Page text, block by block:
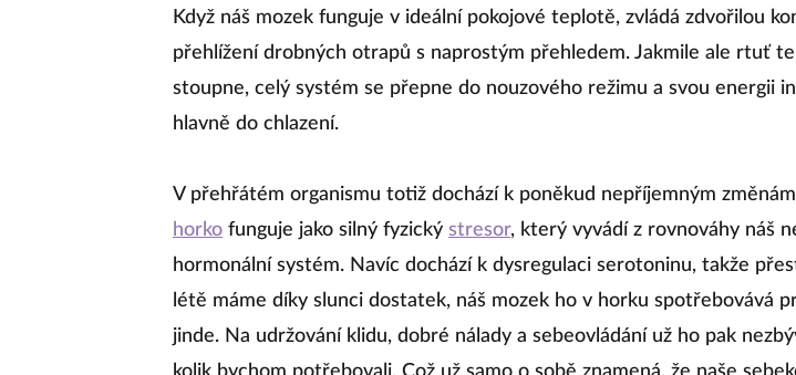
Když náš mozek funguje v ideální pokojové teplotě, zvládá zdvořilou
přehlížení drobných otrapů s naprostým přehledem. Jakmile ale rtuť
stoupne, celý systém se přepne do nouzového režimu a svou energii
hlavně do chlazení.
V přehřátém organismu totiž dochází k poněkud nepříjemným
horko funguje jako silný fyzický stresor, který vyvádí z rovnováhy náš
hormonální systém. Navíc dochází k dysregulaci serotoninu, takže
létě máme díky slunci dostatek, náš mozek ho v horku spotřebovává
jinde. Na udržování klidu, dobré nálady a sebeovládání už ho pak